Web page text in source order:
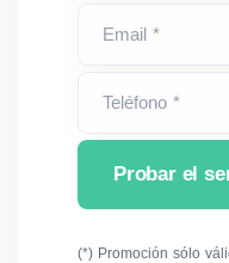
Email *
Teléfono *
Probar el
(*) Promoción sólo